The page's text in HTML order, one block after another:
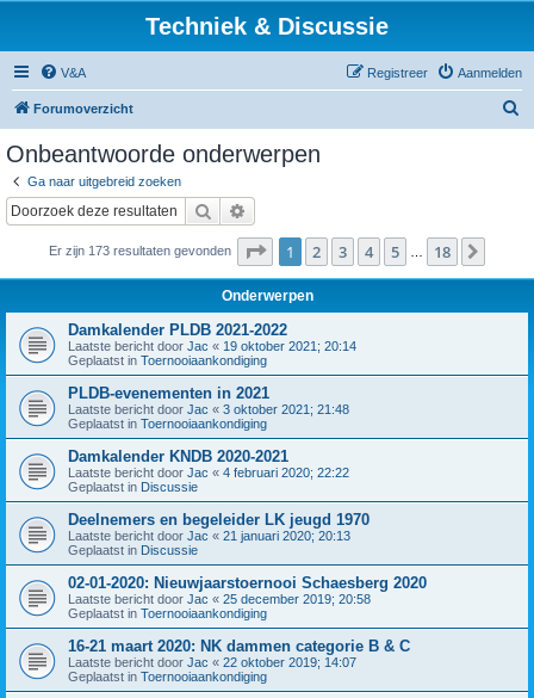
Techniek & Discussie
V&A Aanmelden
Registreer
Forumoverzicht
Onbeantwoorde onderwerpen
Ga naar uitgebreid zoeken
Zoek
Er zijn 173 resultaten gevonden Pagina van 18
1 2 3 4 5 18
Onderwerpen
Damkalender PLDB 2021-2022
Laatste bericht door Jac « 19 oktober 2021; 20:14
Geplaatst in Toernooiaankondiging
PLDB-evenementen in 2021
Laatste bericht door Jac « 3 oktober 2021; 21:48
Geplaatst in Toernooiaankondiging
Damkalender KNDB 2020-2021
Laatste bericht door Jac « 4 februari 2020; 22:22
Geplaatst in Discussie
Deelnemers en begeleider LK jeugd 1970
Laatste bericht door Jac « 21 januari 2020; 20:13
Geplaatst in Discussie
02-01-2020: Nieuwjaarstoernooi Schaesberg 2020
Laatste bericht door Jac « 25 december 2019; 20:58
Geplaatst in Toernooiaankondiging
16-21 maart 2020: NK dammen categorie B & C
Laatste bericht door Jac « 22 oktober 2019; 14:07
Geplaatst in Toernooiaankondiging